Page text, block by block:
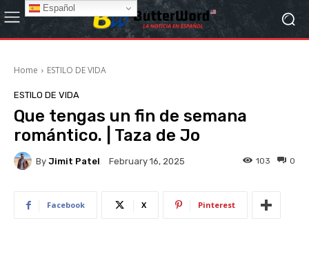
Home ESTILO DE VIDA
ESTILO DE VIDA
Que tengas un fin de semana
romántico. | Taza de Jo
By Jimit Patel February 16, 2025 0
103
Facebook X Pinterest
Español